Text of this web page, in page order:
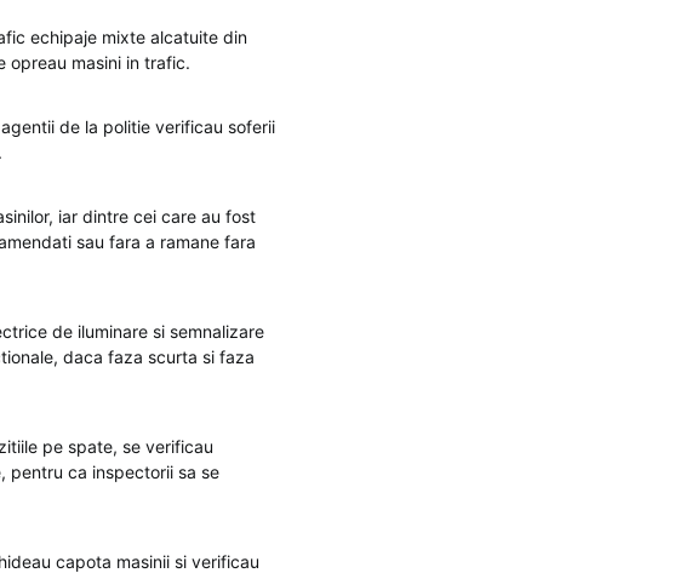
echipaje mixte alcatuite din
opreau masini in trafic.
de la politie verificau soferii
iar dintre cei care au fost
sau fara a ramane fara
de iluminare si semnalizare
daca faza scurta si faza
pe spate, se verificau
pentru ca inspectorii sa se
capota masinii si verificau